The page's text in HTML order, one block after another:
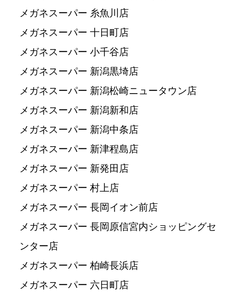
メガネスーパー 糸魚川店
メガネスーパー 十日町店
メガネスーパー 小千谷店
メガネスーパー 新潟黒埼店
メガネスーパー 新潟松崎ニュータウン店
メガネスーパー 新潟新和店
メガネスーパー 新潟中条店
メガネスーパー 新津程島店
メガネスーパー 新発田店
メガネスーパー 村上店
メガネスーパー 長岡イオン前店
メガネスーパー 長岡原信宮内ショッピングセ
ンター店
メガネスーパー 柏崎長浜店
メガネスーパー 六日町店